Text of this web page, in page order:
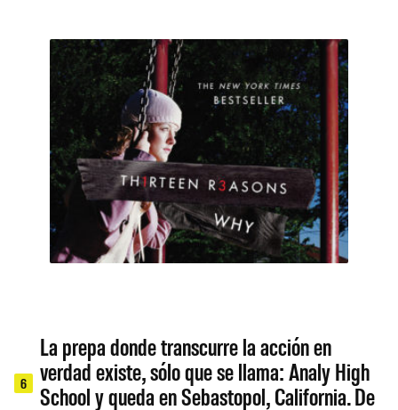
6
La prepa donde transcurre la acción en
verdad existe, sólo que se llama: Analy High
School y queda en Sebastopol, California. De